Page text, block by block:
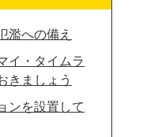
濫への備え
イ・タイムラ
きましょう
ンを設置して